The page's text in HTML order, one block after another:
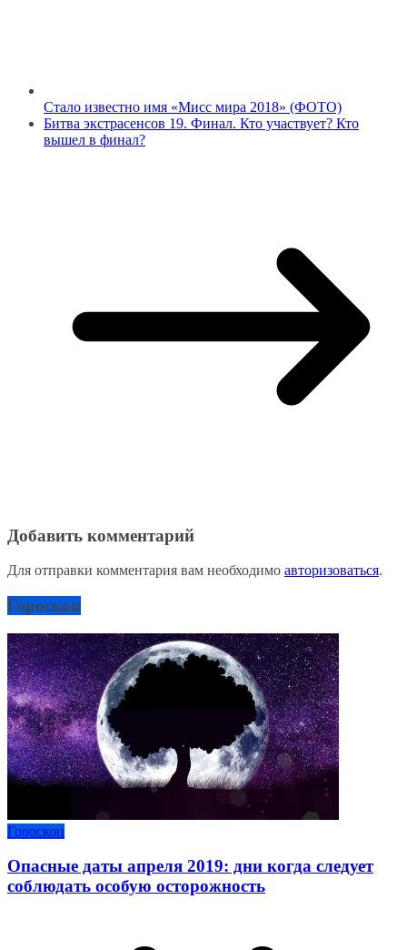
Стало известно имя «Мисс мира 2018» (ФОТО)
Битва экстрасенсов 19. Финал. Кто участвует? Кто
вышел в финал?
Добавить комментарий
Для отправки комментария вам необходимо авторизоваться.
Гороскоп
Гороскоп
Опасные даты апреля 2019: дни когда следует
соблюдать особую осторожность